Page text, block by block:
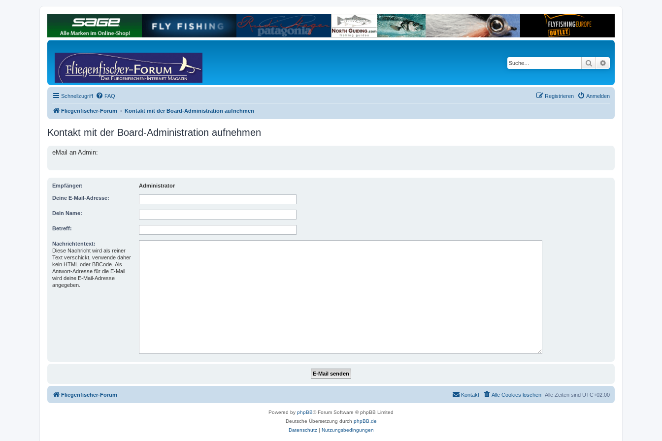
Suche
Schnellzugriff FAQ Anmelden
Registrieren
Fliegenfischer-Forum Kontakt mit der Board-Administration aufnehmen
Kontakt mit der Board-Administration aufnehmen
eMail an Admin:
Empfänger: Administrator
Deine E-Mail-Adresse:
Dein Name:
Betreff:
Nachrichtentext:
Diese Nachricht wird als reiner
Text verschickt, verwende daher
kein HTML oder BBCode. Als
Antwort-Adresse für die E-Mail
wird deine E-Mail-Adresse
angegeben.
Fliegenfischer-Forum Alle Zeiten sind UTC+02:00
Alle Cookies löschen
Kontakt
Powered by phpBB® Forum Software © phpBB Limited
Deutsche Übersetzung durch phpBB.de
Datenschutz| Nutzungsbedingungen